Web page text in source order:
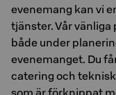
evenemang kan vi
tjänster. Vår
både under
evenemanget. Du
catering och
som är förknippat